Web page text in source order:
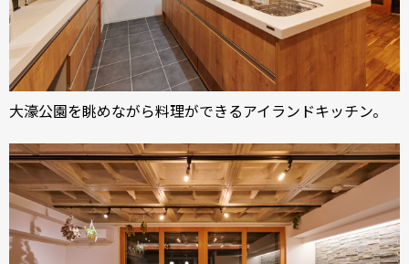
大濠公園を眺めながら料理ができるアイランドキッチン。